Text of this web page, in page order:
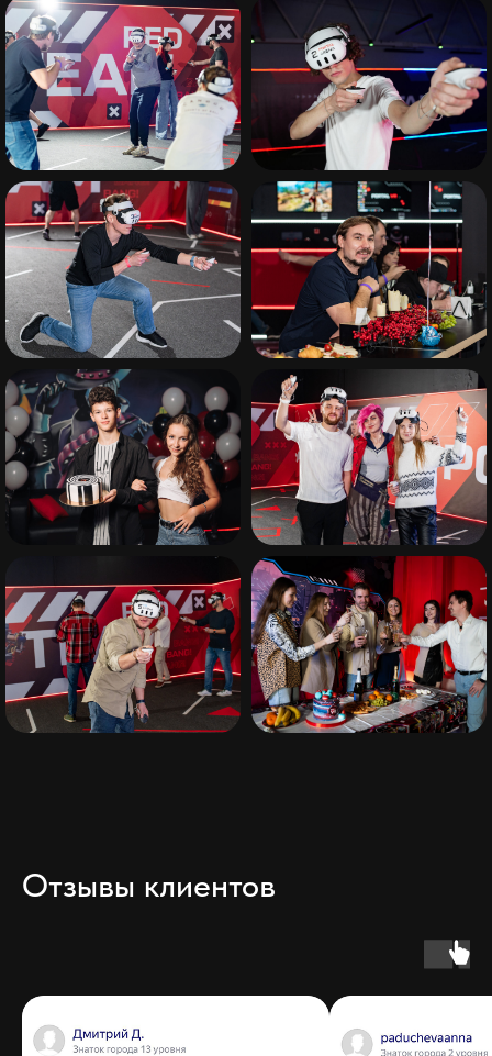
Отзывы клиентов